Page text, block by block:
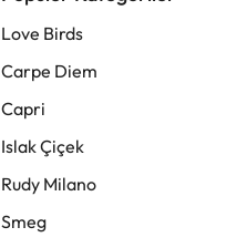
Love Birds
Carpe Diem
Capri
Islak Çiçek
Rudy Milano
Smeg